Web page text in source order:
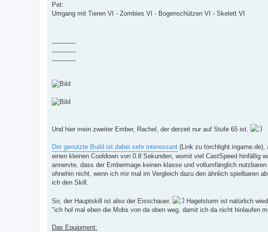
Pet:
Umgang mit Tieren VI - Zombies VI - Bogenschützen VI - Skelett VI
Und hier mein zweiter Ember, Rachel, der derzeit nur auf Stufe 65 ist.
Der genutzte Build ist dabei sehr interessant (Link zu
einen kleinen Cooldown von 0.8 Sekunden, womit viel CastSpeed hinfällig
annervte, dass der Embermage keinen klasse und vollumfänglich
ohnehin nicht, wenn ich mir mal im Vergleich dazu den ähnlich spielbaren
ich den Skill.
So, der Hauptskill ist also der Eisschauer.
Hagelsturm ist natürlich
"ich hol mal eben die Mobs von da oben weg, damit ich da nicht hinlaufen
Das Equipment: